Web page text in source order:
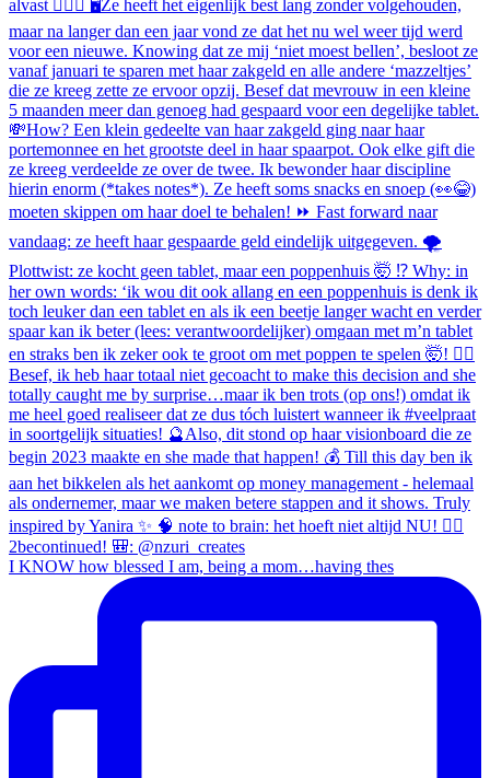
I KNOW how blessed I am, being a mom…having thes